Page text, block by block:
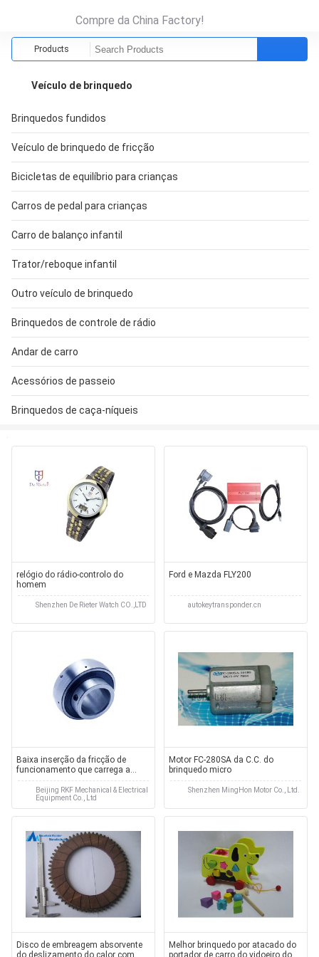
Compre da China Factory!
Products
Veículo de brinquedo
Brinquedos fundidos
Veículo de brinquedo de fricção
Bicicletas de equilíbrio para crianças
Carros de pedal para crianças
Carro de balanço infantil
Trator/reboque infantil
Outro veículo de brinquedo
Brinquedos de controle de rádio
Andar de carro
Acessórios de passeio
Brinquedos de caça-níqueis
relógio do rádio-controlo do
homem
Shenzhen De Rieter Watch CO.,LTD
Ford e Mazda FLY200
autokeytransponder.cn
Baixa inserção da fricção de
funcionamento que carrega a
série do UC para as rodas chain,
automóveis
Beijing RKF Mechanical & Electrical
Equipment Co., Ltd
Motor FC-280SA da C.C. do
brinquedo micro
Shenzhen MingHon Motor Co., Ltd.
Disco de embreagem absorvente
do deslizamento do calor com
Melhor brinquedo por atacado do
portador de carro do vidoeiro do